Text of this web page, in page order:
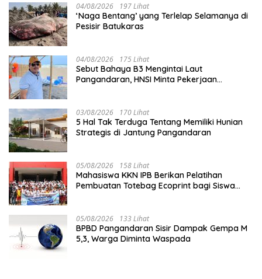
04/08/2026 197 Lihat
‘Naga Bentang’ yang Terlelap Selamanya di
Pesisir Batukaras
04/08/2026 175 Lihat
Sebut Bahaya B3 Mengintai Laut
Pangandaran, HNSI Minta Pekerjaan
03/08/2026 170 Lihat
5 Hal Tak Terduga Tentang Memiliki Hunian
Strategis di Jantung Pangandaran
05/08/2026 158 Lihat
Mahasiswa KKN IPB Berikan Pelatihan
Pembuatan Totebag Ecoprint bagi Siswa
05/08/2026 133 Lihat
BPBD Pangandaran Sisir Dampak Gempa M
5,3, Warga Diminta Waspada